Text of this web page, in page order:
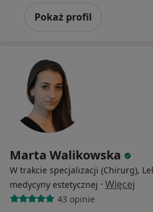
Pokaż profil
Marta Walikowska
W trakcie specjalizacji (Chirurg),
medycyny estetycznej · Więcej
43 opinie